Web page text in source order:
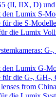
(II, IIX, D) und
Lumix S-
die S-Modelle
die Lumix
Lumix G-
die G-, GH-,
from China